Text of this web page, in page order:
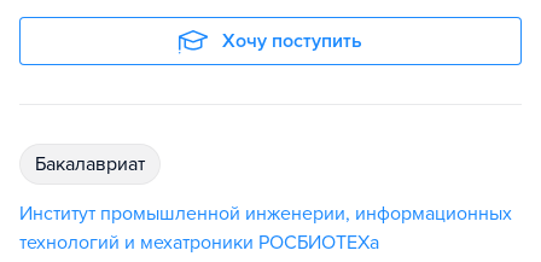
Хочу поступить
бакалавриат
Институт промышленной инженерии, информационных
технологий и мехатроники РОСБИОТЕХа